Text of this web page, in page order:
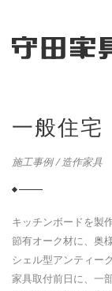
一般住
施工事例/造作家具
キッチンボードを製
節有オーク材に、奥
シェル型アンティー
家具取付前日に、一